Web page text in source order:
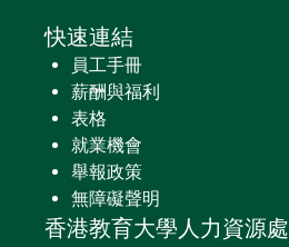
快速連結
員工手冊
薪酬與福利
表格
就業機會
舉報政策
無障礙聲明
香港教育大學人力資源處